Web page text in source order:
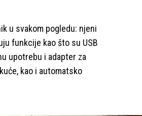
u svakom pogledu: njeni
funkcije kao što su USB
upotrebu i adapter za
kao i automatsko